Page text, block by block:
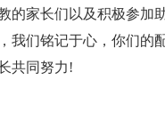
的家长们以及积极参加
我们铭记于心，你们的
共同努力!